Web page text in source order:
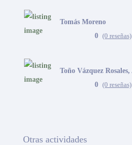
Tomás Moreno
0 (0 reseñas)
0 (0 reseñas)
Otras actividades